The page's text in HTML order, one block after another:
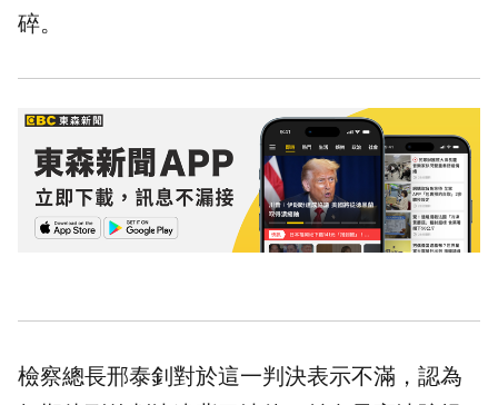
碎。
檢察總長邢泰釗對於這一判決表示不滿，認為